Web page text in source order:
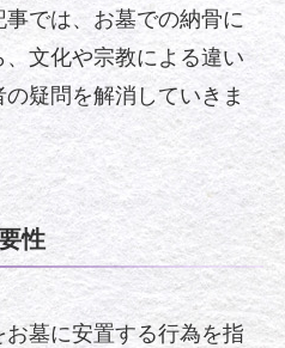
では、お墓での納骨に
文化や宗教による違い
疑問を解消していきま
性
墓に安置する行為を指